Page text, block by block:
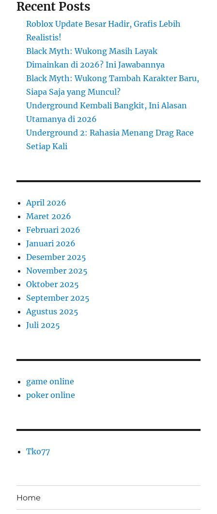
Recent Posts
Roblox Update Besar Hadir, Grafis Lebih
Realistis!
Black Myth: Wukong Masih Layak
Dimainkan di 2026? Ini Jawabannya
Black Myth: Wukong Tambah Karakter Baru,
Siapa Saja yang Muncul?
Underground Kembali Bangkit, Ini Alasan
Utamanya di 2026
Underground 2: Rahasia Menang Drag Race
Setiap Kali
April 2026
Maret 2026
Februari 2026
Januari 2026
Desember 2025
November 2025
Oktober 2025
September 2025
Agustus 2025
Juli 2025
game online
poker online
Tko77
Home